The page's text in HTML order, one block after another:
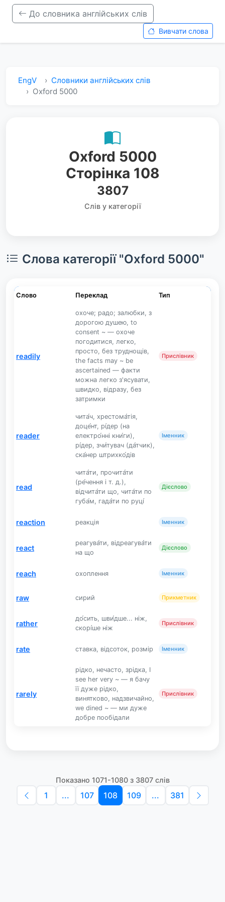
До словника англійських слів
Вивчати слова
EngV
Словники англійських слів
Oxford 5000
Oxford 5000
Сторінка 108
3807
Слів у категорії
Слова категорії "Oxford 5000"
Слово Переклад Тип
readily
охоче; радо; залюбки, з
дорогою душею, to
consent ~ — охоче
погодитися, легко,
просто, без труднощів,
the facts may ~ be
ascertained — факти
можна легко з'ясувати,
швидко, відразу, без
затримки
Прислівник
reader
чита́ч, хрестома́тія,
доце́нт, рі́дер (на
електро́нні кни́ги),
рі́дер, зчи́тувач (да́тчик),
ска́нер штрихко́дів
Іменник
read
чита́ти, прочита́ти
(ре́чення і т. д.),
відчита́ти що, чита́ти по
губа́м, гада́ти по руці́
Дієслово
reaction реакція Іменник
react
реагува́ти, відреагува́ти
на що
Дієслово
reach охоплення Іменник
raw сирий Прикметник
rather
до́сить, шви́дше... ніж,
скорі́ше ніж
Прислівник
rate ставка, відсоток, розмір Іменник
rarely
рідко, нечасто, зрідка, I
see her very ~ — я бачу
її дуже рідко,
винятково, надзвичайно,
we dined ~ — ми дуже
добре пообідали
Прислівник
Показано 1071-1080 з 3807 слів
1 ... 107 108 109 ... 381